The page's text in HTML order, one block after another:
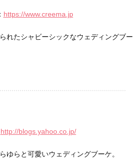
https://www.creema.jp
れたシャビーシックなウェディングブー
http://blogs.yahoo.co.jp/
ゆらと可愛いウェディングブーケ。